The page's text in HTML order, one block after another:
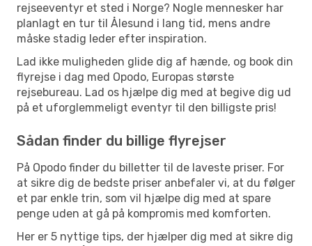
rejseeventyr et sted i Norge? Nogle mennesker har
planlagt en tur til Ålesund i lang tid, mens andre
måske stadig leder efter inspiration.
Lad ikke muligheden glide dig af hænde, og book din
flyrejse i dag med Opodo, Europas største
rejsebureau. Lad os hjælpe dig med at begive dig ud
på et uforglemmeligt eventyr til den billigste pris!
Sådan finder du billige flyrejser
På Opodo finder du billetter til de laveste priser. For
at sikre dig de bedste priser anbefaler vi, at du følger
et par enkle trin, som vil hjælpe dig med at spare
penge uden at gå på kompromis med komforten.
Her er 5 nyttige tips, der hjælper dig med at sikre dig